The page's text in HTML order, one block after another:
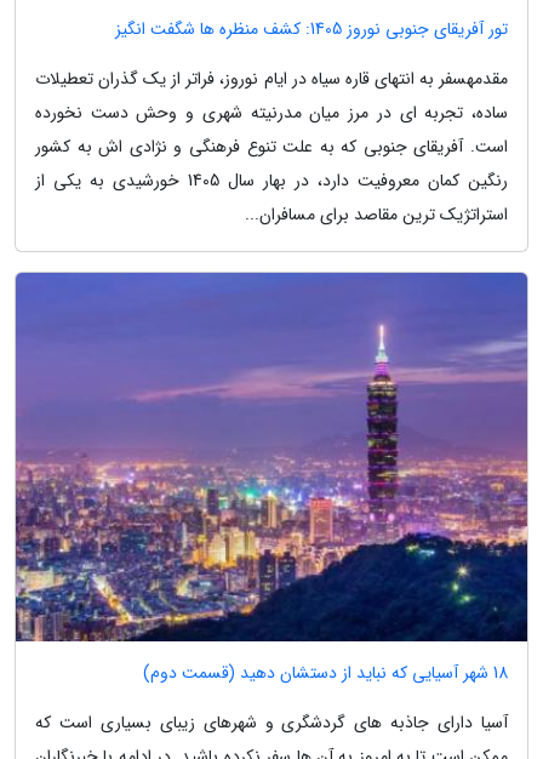
تور آفریقای جنوبی نوروز 1405: کشف منظره ها شگفت انگیز
مقدمهسفر به انتهای قاره سیاه در ایام نوروز، فراتر از یک گذران تعطیلات
ساده، تجربه ای در مرز میان مدرنیته شهری و وحش دست نخورده
است. آفریقای جنوبی که به علت تنوع فرهنگی و نژادی اش به کشور
رنگین کمان معروفیت دارد، در بهار سال 1405 خورشیدی به یکی از
استراتژیک ترین مقاصد برای مسافران...
18 شهر آسیایی که نباید از دستشان دهید (قسمت دوم)
آسیا دارای جاذبه های گردشگری و شهرهای زیبای بسیاری است که